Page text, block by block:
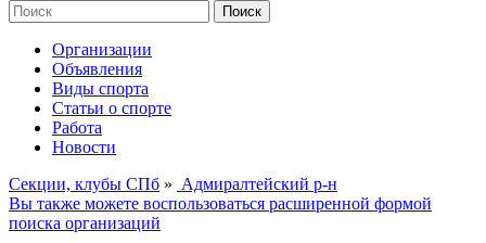
Организации
Объявления
Виды спорта
Статьи о спорте
Работа
Новости
Секции, клубы СПб » Адмиралтейский р-н
Вы также можете воспользоваться расширенной формой
поиска организаций